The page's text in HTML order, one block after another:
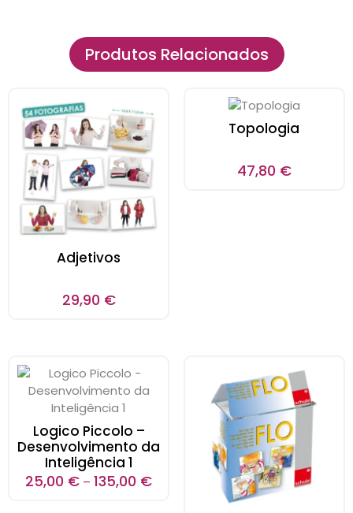
Produtos Relacionados
Adjetivos
29,90 €
Topologia
47,80 €
Logico Piccolo –
Desenvolvimento da
Inteligência 1
25,00 € – 135,00 €